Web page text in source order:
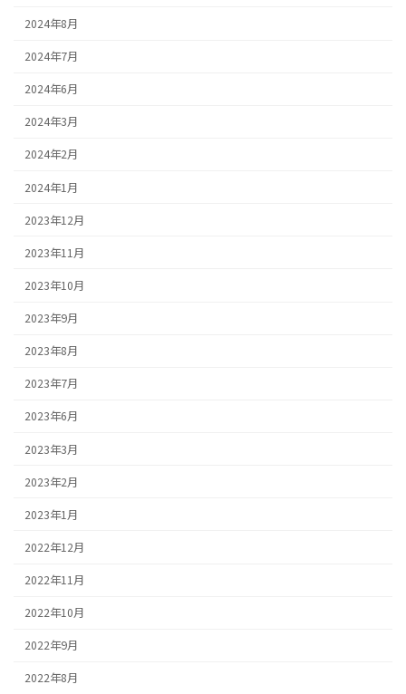
2024年8月
2024年7月
2024年6月
2024年3月
2024年2月
2024年1月
2023年12月
2023年11月
2023年10月
2023年9月
2023年8月
2023年7月
2023年6月
2023年3月
2023年2月
2023年1月
2022年12月
2022年11月
2022年10月
2022年9月
2022年8月